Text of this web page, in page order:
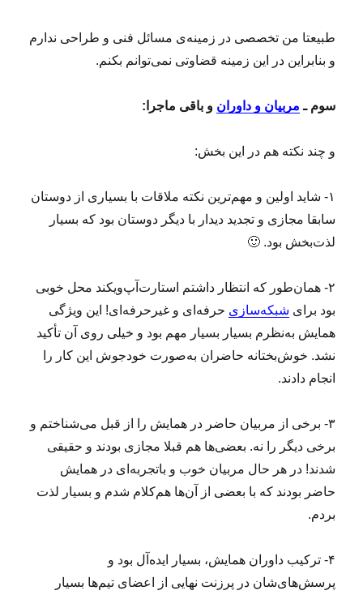
طبیعتا من تخصصی در زمینه‌ی مسائل فنی و طراحی ندارم
و بنابراین در این زمینه قضاوتی نمی‌توانم بکنم.
سوم ـ مربیان و داوران و باقی ماجرا:
و چند نکته هم در این بخش:
۱- شاید اولین و مهم‌ترین نکته ملاقات با بسیاری از دوستان
سابقا مجازی و تجدید دیدار با دیگر دوستان بود که بسیار
لذت‌بخش بود. 🙂
۲- همان‌طور که انتظار داشتم استارت‌آپ‌ویکند محل خوبی
بود برای شبکه‌سازی حرفه‌ای و غیرحرفه‌ای! این ویژگی
همایش به‌نظرم بسیار بسیار مهم بود و خیلی روی آن تأکید
نشد. خوش‌بختانه حاضران به‌صورت خودجوش این کار را
انجام دادند.
۳- برخی از مربیان حاضر در همایش را از قبل می‌شناختم و
برخی دیگر را نه. بعضی‌ها هم قبلا مجازی بودند و حقیقی
شدند! در هر حال مربیان خوب و باتجربه‌ای در همایش
حاضر بودند که با بعضی از آن‌ها هم‌‌کلام شدم و بسیار لذت
بردم.
۴- ترکیب داوران همایش، بسیار ایده‌آل بود و
پرسش‌های‌شان در پرزنت نهایی از اعضای تیم‌ها بسیار